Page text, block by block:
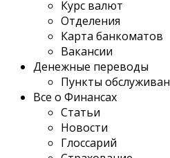
Курс валют
Отделения
Карта банкоматов
Вакансии
Денежные переводы
Пункты
Все о Финансах
Статьи
Новости
Глоссарий